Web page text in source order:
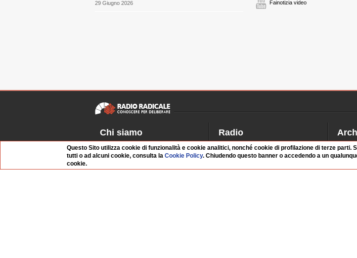
29 Giugno 2026
Fainotizia video
Chi siamo
Dossier Radio Radicale
Questo sito
L'Archivio
Radio
Palinsesto
Riascolta
Dirette
Dibattiti
Questo Sito utilizza cookie di funzionalità e cookie analitici, nonché cookie di profilazione di terze parti.
tutti o ad alcuni cookie, consulta laCookie Policy. Chiudendo questo banner o accedendo a un
cookie.